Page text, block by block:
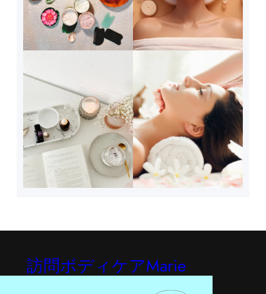
訪問ボディケアMarie